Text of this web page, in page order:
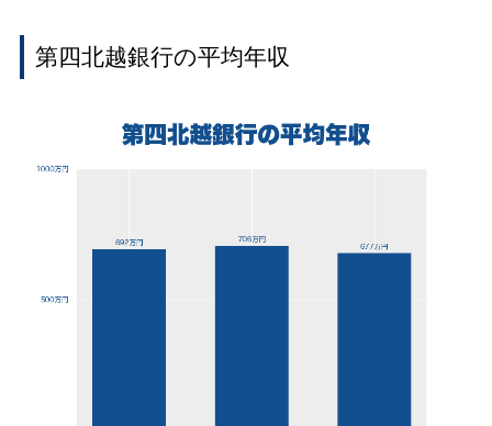
第四北越銀行の平均年収